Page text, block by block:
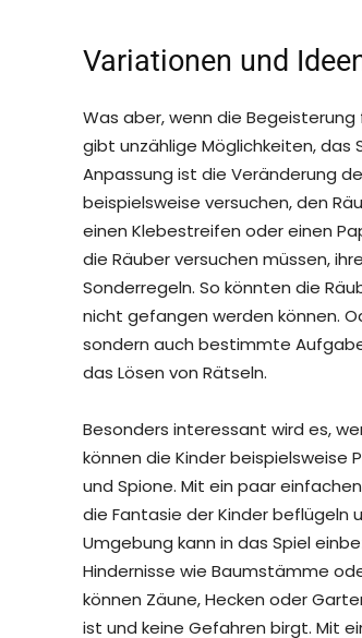
Variationen und
Was aber, wenn die
gibt unzählige Möglichkeiten, das
Anpassung ist die Veränderung
beispielsweise versuchen, den
einen Klebestreifen oder einen
die Räuber versuchen müssen,
Sonderregeln. So könnten die
nicht gefangen werden können.
sondern auch bestimmte
das Lösen von Rätseln.
Besonders interessant wird es,
können die Kinder beispielsweise
und Spione. Mit ein paar
die Fantasie der Kinder beflügeln
Umgebung kann in das Spiel
Hindernisse wie Baumstämme
können Zäune, Hecken oder
ist und keine Gefahren birgt. Mit